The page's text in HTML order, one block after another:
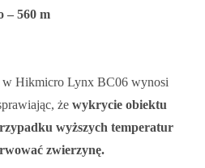
– 560 m
w Hikmicro Lynx BC06 wynosi
żewykrycie obiektu
wyższych temperatur
zwierzynę.